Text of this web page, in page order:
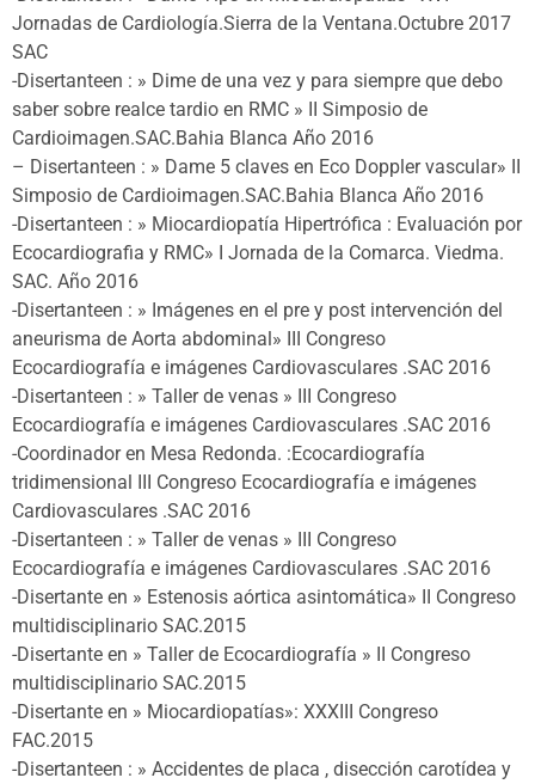
Jornadas de Cardiología.Sierra de la Ventana.Octubre 2017
SAC
-Disertanteen : » Dime de una vez y para siempre que debo
saber sobre realce tardio en RMC » II Simposio de
Cardioimagen.SAC.Bahia Blanca Año 2016
– Disertanteen : » Dame 5 claves en Eco Doppler vascular» II
Simposio de Cardioimagen.SAC.Bahia Blanca Año 2016
-Disertanteen : » Miocardiopatía Hipertrófica : Evaluación por
Ecocardiografia y RMC» I Jornada de la Comarca. Viedma.
SAC. Año 2016
-Disertanteen : » Imágenes en el pre y post intervención del
aneurisma de Aorta abdominal» III Congreso
Ecocardiografía e imágenes Cardiovasculares .SAC 2016
-Disertanteen : » Taller de venas » III Congreso
Ecocardiografía e imágenes Cardiovasculares .SAC 2016
-Coordinador en Mesa Redonda. :Ecocardiografía
tridimensional III Congreso Ecocardiografía e imágenes
Cardiovasculares .SAC 2016
-Disertanteen : » Taller de venas » III Congreso
Ecocardiografía e imágenes Cardiovasculares .SAC 2016
-Disertante en » Estenosis aórtica asintomática» II Congreso
multidisciplinario SAC.2015
-Disertante en » Taller de Ecocardiografía » II Congreso
multidisciplinario SAC.2015
-Disertante en » Miocardiopatías»: XXXIII Congreso
FAC.2015
-Disertanteen : » Accidentes de placa , disección carotídea y